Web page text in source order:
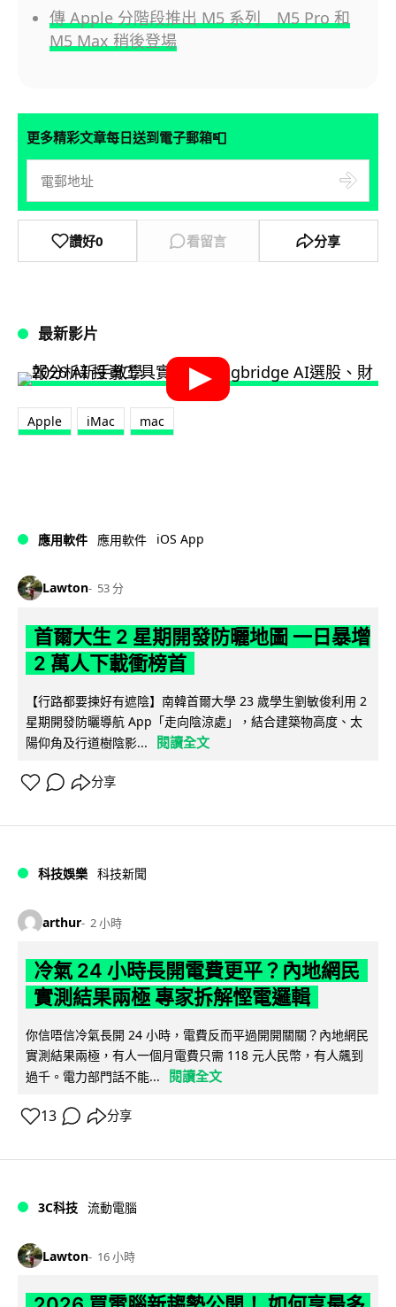
傳 Apple 分階段推出 M5 系列 M5 Pro 和
M5 Max 稍後登場
更多精彩文章每日送到電子郵箱📮
讚好0 看留言 分享
最新影片
Apple iMac mac
應用軟件 應用軟件 iOS App
Lawton 53 分
首爾大生 2 星期開發防曬地圖 一日暴增
2 萬人下載衝榜首
【行路都要揀好有遮陰】南韓首爾大學 23 歲學生劉敏俊利用 2
星期開發防曬導航 App「走向陰涼處」，結合建築物高度、太
陽仰角及行道樹陰影...
閱讀全文
分享
科技娛樂 科技新聞
arthur 2 小時
冷氣 24 小時長開電費更平？內地網民
實測結果兩極 專家拆解慳電邏輯
你信唔信冷氣長開 24 小時，電費反而平過開開關關？內地網民
實測結果兩極，有人一個月電費只需 118 元人民幣，有人飆到
過千。電力部門話不能...
閱讀全文
13 分享
3C科技 流動電腦
Lawton 16 小時